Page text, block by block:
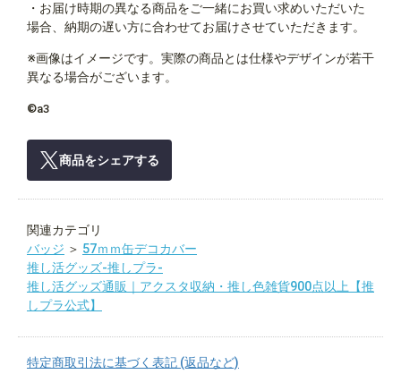
・お届け時期の異なる商品をご一緒にお買い求めいただいた
場合、納期の遅い方に合わせてお届けさせていただきます。
※画像はイメージです。実際の商品とは仕様やデザインが若干
異なる場合がございます。
©a3
商品をシェアする
関連カテゴリ
バッジ ＞ 57ｍｍ缶デコカバー
推し活グッズ-推しプラ-
推し活グッズ通販｜アクスタ収納・推し色雑貨900点以上【推
しプラ公式】
特定商取引法に基づく表記 (返品など)